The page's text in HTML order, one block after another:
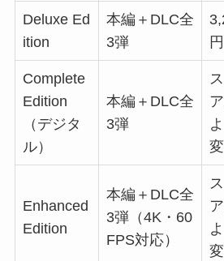
Deluxe Ed
ition
本編＋DLC全
3弾
円
Complete
Edition
（デジタ
ル）
本編＋DLC全
3弾
Enhanced
Edition
本編＋DLC全
3弾（4K・60
FPS対応）